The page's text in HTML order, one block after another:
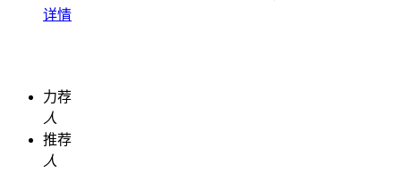
详情
力荐
人
推荐
人